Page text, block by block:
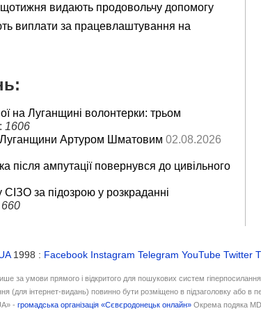
щотижня видають продовольчу допомогу
виплати за працевлаштування на
на Луганщині волонтерки: трьом
1606
Луганщини Артуром Шматовим 02.08.2026
після ампутації повернувся до цивільного
за підозрою у розкраданні
660
1998 : Facebook Instagram Telegram YouTube Twitter
за умови прямого і відкритого для пошукових систем
(для інтернет-видань) повинно бути розміщено в підзаголовку або
- громадська організація «Сєвєродонецьк онлайн»Окрема подяка